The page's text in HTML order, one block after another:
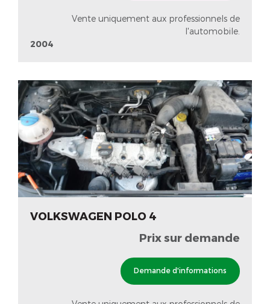
Vente uniquement aux professionnels de
l'automobile.
2004
VOLKSWAGEN POLO 4
Prix sur demande
Demande d'informations